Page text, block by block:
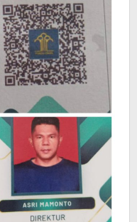
“Menambang
Bersama
Ribuan
Rakyat”
di
Tanoyan
Bersatu